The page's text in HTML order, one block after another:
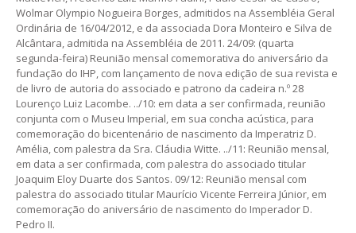
Wolmar Olympio Nogueira Borges, admitidos na Assembléia Geral
Ordinária de 16/04/2012, e da associada Dora Monteiro e Silva de
Alcântara, admitida na Assembléia de 2011. 24/09: (quarta
segunda-feira) Reunião mensal comemorativa do aniversário da
fundação do IHP, com lançamento de nova edição de sua revista e
de livro de autoria do associado e patrono da cadeira n.º 28
Lourenço Luiz Lacombe. ../10: em data a ser confirmada, reunião
conjunta com o Museu Imperial, em sua concha acústica, para
comemoração do bicentenário de nascimento da Imperatriz D.
Amélia, com palestra da Sra. Cláudia Witte. ../11: Reunião mensal,
em data a ser confirmada, com palestra do associado titular
Joaquim Eloy Duarte dos Santos. 09/12: Reunião mensal com
palestra do associado titular Maurício Vicente Ferreira Júnior, em
comemoração do aniversário de nascimento do Imperador D.
Pedro II.